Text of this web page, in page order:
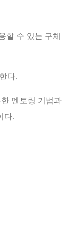
할 수 있는 구체
다.
멘토링 기법과
다.